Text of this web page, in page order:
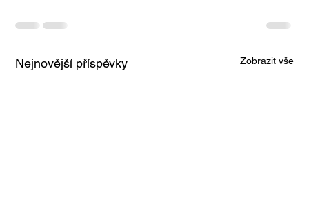
Nejnovější příspěvky Zobrazit vše